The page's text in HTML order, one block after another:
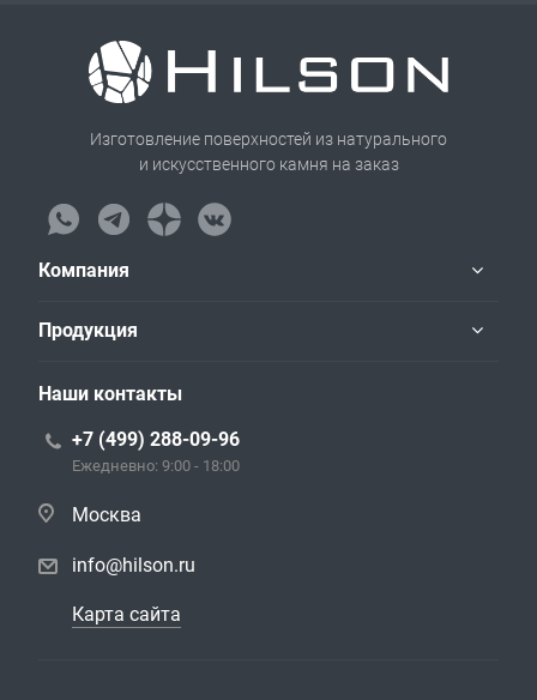
Изготовление поверхностей из натурального
и искусственного камня на заказ
Компания
Продукция
Наши контакты
+7 (499) 288-09-96
Ежедневно: 9:00 - 18:00
Москва
info@hilson.ru
Карта сайта